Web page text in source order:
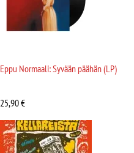
Eppu Normaali: Syvään päähän (LP)
25,90€